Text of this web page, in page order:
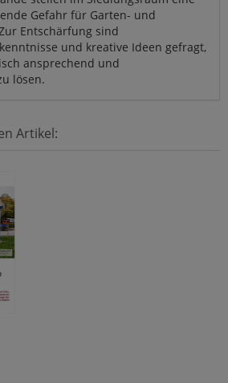
Gefahr für Garten- und
Entschärfung sind
und kreative Ideen gefragt,
ansprechend und
lösen.
Artikel: